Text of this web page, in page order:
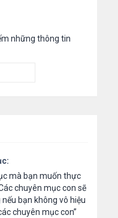
những thông tin
mà bạn muốn thực
chuyên mục con sẽ
bạn không vô hiệu
chuyên mục con”